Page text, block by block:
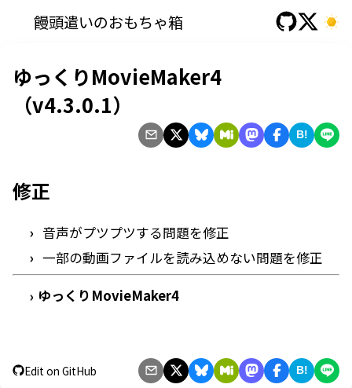
饅頭遣いのおもちゃ箱
ゆっくりMovieMaker4
（v4.3.0.1）
B!
修正
音声がプツプツする問題を修正
一部の動画ファイルを読み込めない問題を修正
› ゆっくりMovieMaker4
Edit on GitHub B!